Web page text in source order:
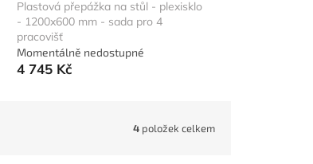
Plastová přepážka na stůl - plexisklo
- 1200x600 mm - sada pro 4
pracovišť
Momentálně nedostupné
4 745 Kč
4 položek celkem